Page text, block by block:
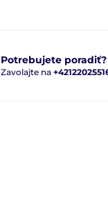
Potrebujete poradiť?
Zavolajte na